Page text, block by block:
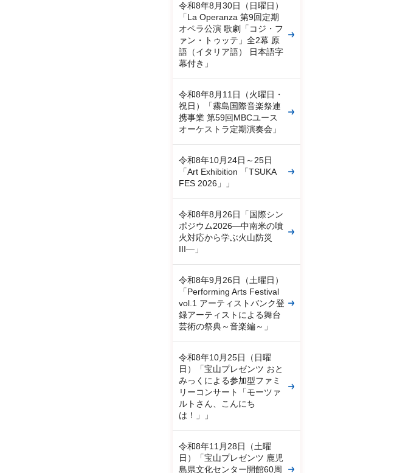
令和8年8月30日（日曜日）
「La Operanza 第9回定期
オペラ公演 歌劇「コジ・フ
ァン・トゥッテ」全2幕 原
語（イタリア語） 日本語字
幕付き」
令和8年8月11日（火曜日・
祝日）「霧島国際音楽祭連
携事業 第59回MBCユース
オーケストラ定期演奏会」
令和8年10月24日～25日
「Art Exhibition 「TSUKA
FES 2026」」
令和8年8月26日「国際シン
ポジウム2026―中南米の噴
火対応から学ぶ火山防災
III―」
令和8年9月26日（土曜日）
「Performing Arts Festival
vol.1 アーティストバンク登
録アーティストによる舞台
芸術の祭典～音楽編～」
令和8年10月25日（日曜
日）「宝山プレゼンツ おと
みっくによる参加型ファミ
リーコンサート「モーツァ
ルトさん、こんにち
は！」」
令和8年11月28日（土曜
日）「宝山プレゼンツ 鹿児
島県文化センター開館60周